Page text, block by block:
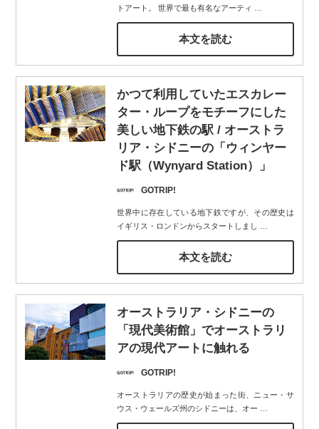
トアート。 世界で最も有名なアーティ
本文を読む
かつて利用していたエスカレー
ター・ループをモチーフにした
美しい地下鉄の駅 / オーストラ
リア・シドニーの「ウィンヤー
ド駅（Wynyard Station）」
GOTRIP!
世界中に存在している地下鉄ですが、その歴史は
イギリス・ロンドンからスタートしまし
本文を読む
オーストラリア・シドニーの
「現代美術館」でオーストラリ
アの現代アートに触れる
GOTRIP!
オーストラリアの歴史が始まった街、ニュー・サ
ウス・ウェールズ州のシドニーは、オー